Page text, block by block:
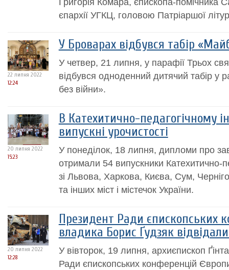
єпархії УГКЦ, головою Патріаршої
22 липня 2022
12:24
У Броварах відбувся табір
У четвер, 21 липня, у парафії Трьох
відбувся одноденний дитячий табір у
без війни».
20 липня 2022
15:23
В Катехитично-педагогічному
випускні урочистості
У понеділок, 18 липня, дипломи про
отримали 54 випускники Катехитично-
зі Львова, Харкова, Києва, Сум,
та інших міст і містечок України.
20 липня 2022
12:28
Президент Ради єпископських
владика Борис Ґудзяк відвідали
У вівторок, 19 липня, архиєпископ
Ради єпископських конференцій